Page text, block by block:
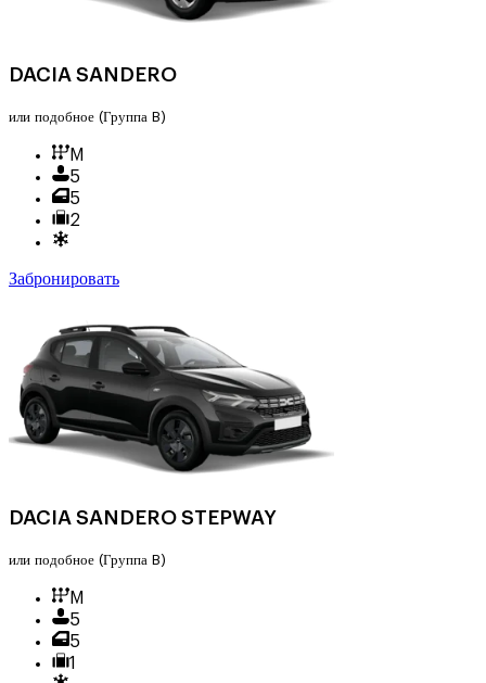
DACIA SANDERO
или подобное (Группа B)
M
5
5
2
Забронировать
DACIA SANDERO STEPWAY
или подобное (Группа B)
M
5
5
1